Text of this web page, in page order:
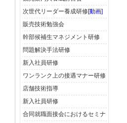
次世代リーダー養成研修[動画]
販売技術勉強会
幹部候補生マネジメント研修
問題解決手法研修
新入社員研修
ワンランク上の接遇マナー研修
店舗技術指導
新入社員研修
合同就職面接会におけるセミナ